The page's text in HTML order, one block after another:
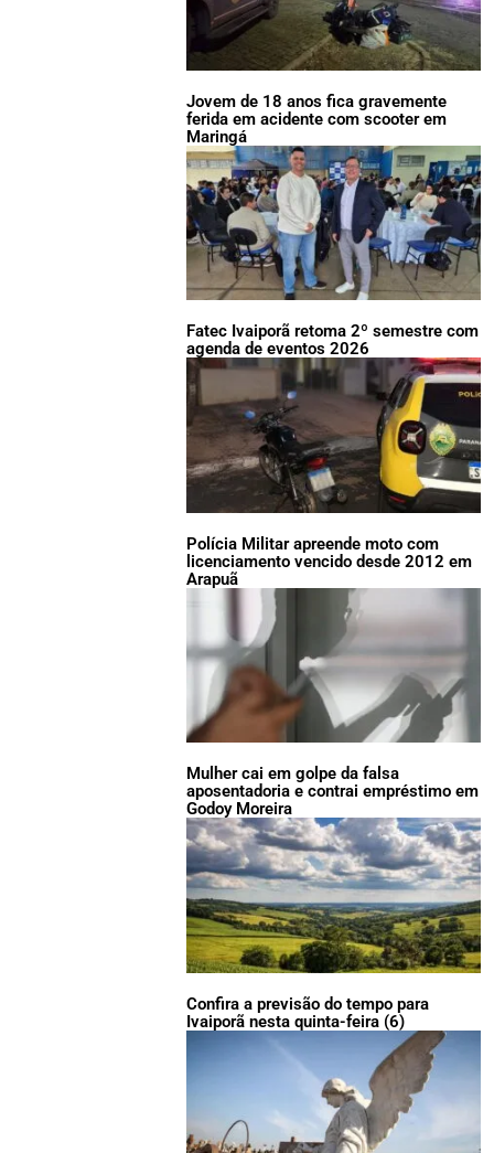
Jovem de 18 anos fica gravemente
ferida em acidente com scooter em
Maringá
Fatec Ivaiporã retoma 2º semestre com
agenda de eventos 2026
Polícia Militar apreende moto com
licenciamento vencido desde 2012 em
Arapuã
Mulher cai em golpe da falsa
aposentadoria e contrai empréstimo em
Godoy Moreira
Confira a previsão do tempo para
Ivaiporã nesta quinta-feira (6)